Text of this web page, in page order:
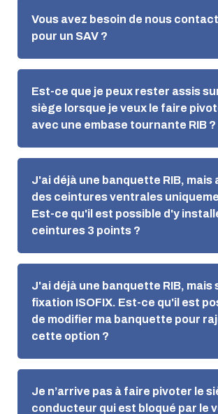
Vous avez besoin de nous
pour un SAV ?
Est-ce que je peux rester assis
siège lorsque je veux le faire
avec une embase tournante RIB ?
J'ai déjà une banquette RIB, mais
des ceintures ventrales
Est-ce qu'il est possible d'y
ceintures 3 points ?
J'ai déjà une banquette RIB, mais
fixation ISOFIX. Est-ce qu'il est
de modifier ma banquette pour
cette option ?
Je n’arrive pas à faire pivoter le
conducteur qui est bloqué par le